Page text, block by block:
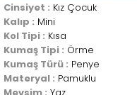
Cinsiyet : Kız Çocuk
Kalıp : Mini
Kol Tipi : Kısa
Kumaş Tipi : Örme
Kumaş Türü : Penye
Materyal : Pamuklu